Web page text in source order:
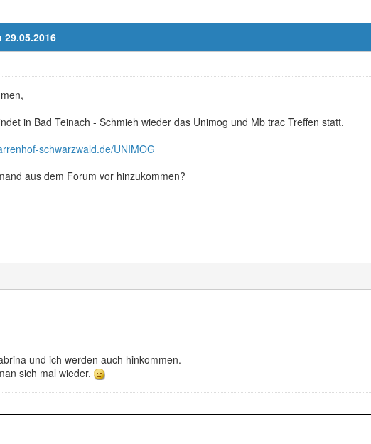
in Bad Teinach - Schmieh wieder das Unimog und Mb trac Treffen statt.
schwarzwald.de/UNIMOG
aus dem Forum vor hinzukommen?
und ich werden auch hinkommen.
sich mal wieder.